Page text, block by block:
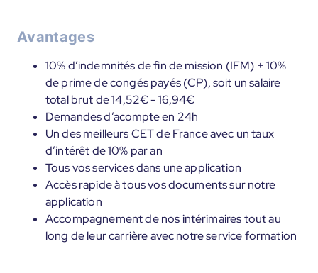
Avantages
10% d’indemnités de fin de mission (IFM) + 10%
de prime de congés payés (CP), soit un salaire
total brut de 14,52€ - 16,94€
Demandes d’acompte en 24h
Un des meilleurs CET de France avec un taux
d’intérêt de 10% par an
Tous vos services dans une application
Accès rapide à tous vos documents sur notre
application
Accompagnement de nos intérimaires tout au
long de leur carrière avec notre service formation